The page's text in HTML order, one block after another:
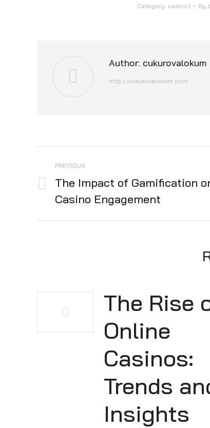
Category: casino1 By
Author: cukurovalokum
http://cukurovalokum.com
Post
navigation
PREVIOUS
post:
The Impact of Gamification
Casino Engagement
The Rise
Online
Casinos:
Trends
Insights